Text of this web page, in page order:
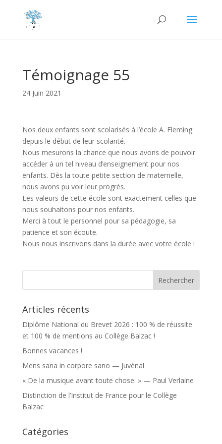
Témoignage 55
24 Juin 2021
Nos deux enfants sont scolarisés à l’école A. Fleming
depuis le début de leur scolarité.
Nous mesurons la chance que nous avons de pouvoir
accéder à un tel niveau d’enseignement pour nos
enfants. Dès la toute petite section de maternelle,
nous avons pu voir leur progrès.
Les valeurs de cette école sont exactement celles que
nous souhaitons pour nos enfants.
Merci à tout le personnel pour sa pédagogie, sa
patience et son écoute.
Nous nous inscrivons dans la durée avec votre école !
Articles récents
Diplôme National du Brevet 2026 : 100 % de réussite
et 100 % de mentions au Collège Balzac !
Bonnes vacances !
Mens sana in corpore sano — Juvénal
« De la musique avant toute chose. » — Paul Verlaine
Distinction de l’Institut de France pour le Collège
Balzac
Catégories